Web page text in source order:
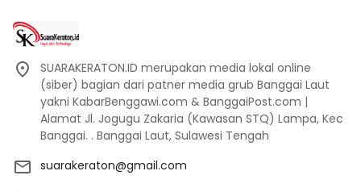
SUARAKERATON.ID merupakan media lokal online
(siber) bagian dari patner media grub Banggai Laut
yakni KabarBenggawi.com & BanggaiPost.com |
Alamat Jl. Jogugu Zakaria (Kawasan STQ) Lampa, Kec
Banggai. . Banggai Laut, Sulawesi Tengah
suarakeraton@gmail.com